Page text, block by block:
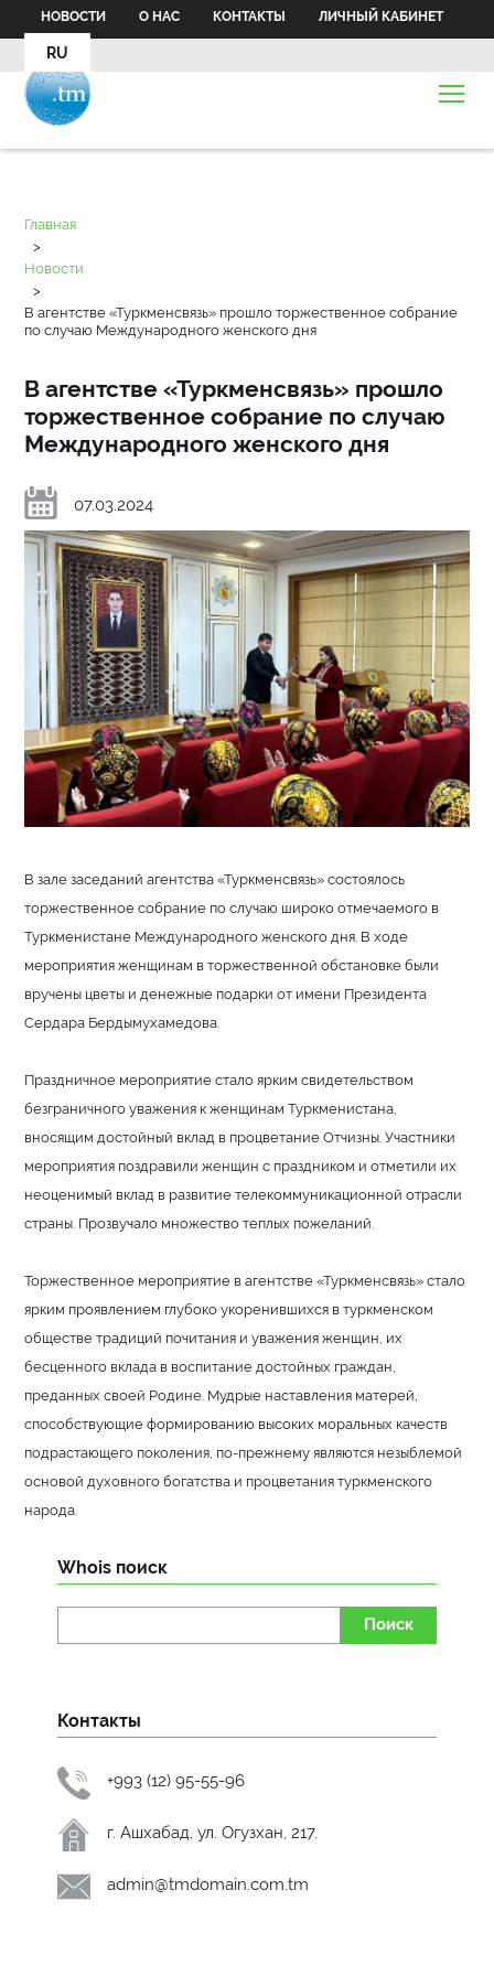
НОВОСТИ О НАС КОНТАКТЫ ЛИЧНЫЙ КАБИНЕТ
RU
Главная
>
Новости
>
В агентстве «Туркменсвязь» прошло торжественное собрание
по случаю Международного женского дня
В агентстве «Туркменсвязь» прошло
торжественное собрание по случаю
Международного женского дня
07.03.2024
В зале заседаний агентства «Туркменсвязь» состоялось
торжественное собрание по случаю широко отмечаемого в
Туркменистане Международного женского дня. В ходе
мероприятия женщинам в торжественной обстановке были
вручены цветы и денежные подарки от имени Президента
Сердара Бердымухамедова.
Праздничное мероприятие стало ярким свидетельством
безграничного уважения к женщинам Туркменистана,
вносящим достойный вклад в процветание Отчизны. Участники
мероприятия поздравили женщин с праздником и отметили их
неоценимый вклад в развитие телекоммуникационной отрасли
страны. Прозвучало множество теплых пожеланий.
Торжественное мероприятие в агентстве «Туркменсвязь» стало
ярким проявлением глубоко укоренившихся в туркменском
обществе традиций почитания и уважения женщин, их
бесценного вклада в воспитание достойных граждан,
преданных своей Родине. Мудрые наставления матерей,
способствующие формированию высоких моральных качеств
подрастающего поколения, по-прежнему являются незыблемой
основой духовного богатства и процветания туркменского
народа.
Whois поиск
Поиск
Контакты
+993 (12) 95-55-96
г. Ашхабад, ул. Огузхан, 217.
admin@tmdomain.com.tm